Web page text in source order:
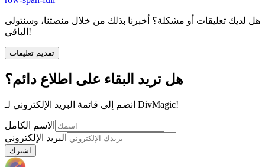
هل لديك تعليقات أو مشكلة؟ أخبرنا بذلك من خلال منصتنا، وسنتولى
الباقي!
تقديم تعليقات
هل تريد البقاء على اطلاع دائم؟
انضم إلى قائمة البريد الإلكتروني لـ DivMagic!
الاسم الكامل
البريد الإلكتروني
اشترك